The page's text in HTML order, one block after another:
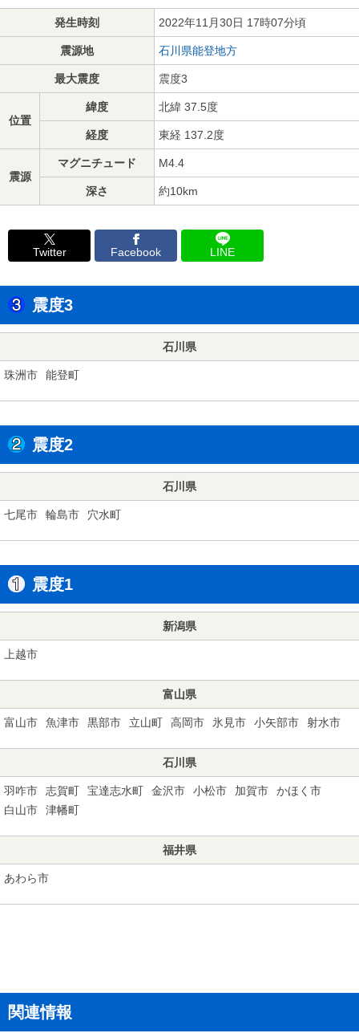
発生時刻 2022年11月30日 17時07分頃
震源地 石川県能登地方
最大震度 震度3
位置
緯度 北緯 37.5度
経度 東経 137.2度
震源
マグニチュード M4.4
深さ 約10km
Twitter Facebook LINE
震度3
石川県
珠洲市 能登町
震度2
石川県
七尾市 輪島市 穴水町
震度1
新潟県
上越市
富山県
富山市 魚津市 黒部市 立山町 高岡市 氷見市 小矢部市 射水市
石川県
羽咋市 志賀町 宝達志水町 金沢市 小松市 加賀市
かほく市
白山市
津幡町
福井県
あわら市
関連情報